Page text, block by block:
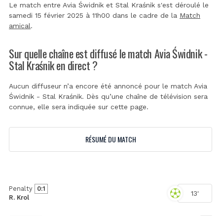
Le match entre Avia Świdnik et Stal Kraśnik s'est déroulé le
samedi 15 février 2025 à 11h00 dans le cadre de la Match
amical.
Sur quelle chaîne est diffusé le match Avia Świdnik -
Stal Kraśnik en direct ?
Aucun diffuseur n’a encore été annoncé pour le match Avia
Świdnik - Stal Kraśnik. Dès qu’une chaîne de télévision sera
connue, elle sera indiquée sur cette page.
RÉSUMÉ DU MATCH
13'
Penalty
0:1
R. Krol